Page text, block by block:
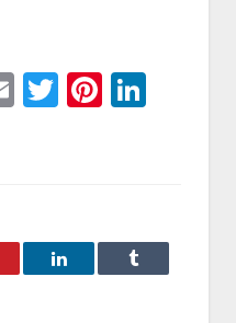
EmailTwitter
LinkedIn Tumblr